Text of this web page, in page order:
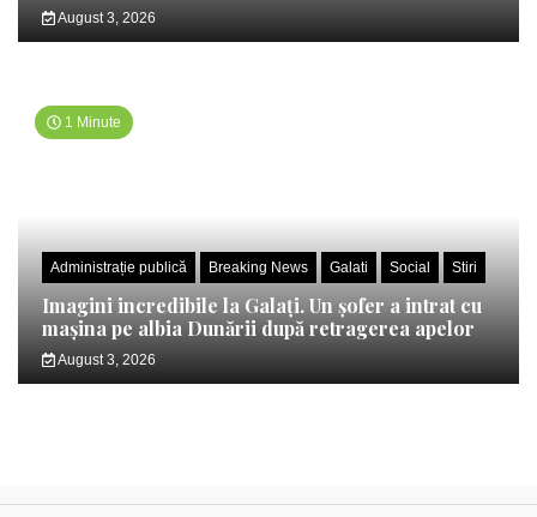
August 3, 2026
1 Minute
Administrație publică Breaking News Galati Social Stiri
Imagini incredibile la Galați. Un șofer a intrat cu
mașina pe albia Dunării după retragerea apelor
August 3, 2026